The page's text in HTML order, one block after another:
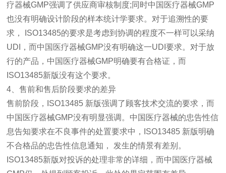
疗器械GMP强调了供应商审核制度;同时中国医疗器械GMP
也没有明确设计阶段的样本统计学要求。对于追溯性的要
求， ISO13485的要求是考虑到协调的程度不一样可以采纳
UDI，而中国医疗器械GMP没有明确这一UDI要求。对于放
行的产品，中国医疗器械GMP明确要有合格证，而
ISO13485新版没有这个要求。
4、售前和售后阶段要求的差异
售前阶段，ISO13485 新版强调了顾客技术交流的要求，而
中国医疗器械GMP没有明显强调。中国医疗器械的忠告性信
息告知要求在不良事件的处置要求中，ISO13485 新版明确
不合格品的忠告性信息通知， 发生的情景有差别。
ISO13485新版对投诉的处理非常的详细，而中国医疗器械